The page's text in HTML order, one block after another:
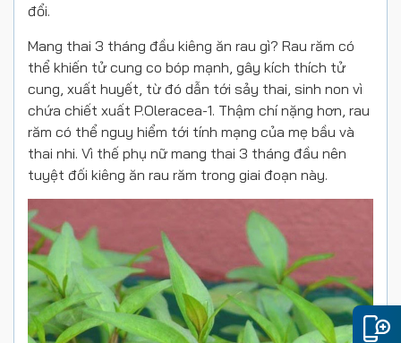
đổi.
Mang thai 3 tháng đầu kiêng ăn rau gì? Rau răm có
thể khiến tử cung co bóp mạnh, gây kích thích tử
cung, xuất huyết, từ đó dẫn tới sảy thai, sinh non vì
chứa chiết xuất P.Oleracea-1. Thậm chí nặng hơn, rau
răm có thể nguy hiểm tới tính mạng của mẹ bầu và
thai nhi. Vì thế phụ nữ mang thai 3 tháng đầu nên
tuyệt đối kiêng ăn rau răm trong giai đoạn này.